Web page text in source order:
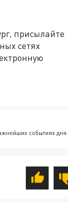
присылайте
сетях
событиях дня.